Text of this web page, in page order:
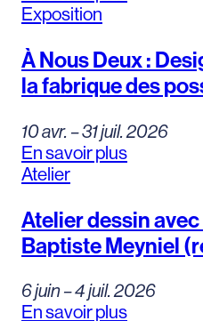
Exposition
À Nous Deux :
la fabrique des
10 avr. – 31 juil. 2026
En savoir plus
Atelier
Atelier dessin
Baptiste Meyniel
6 juin – 4 juil. 2026
En savoir plus